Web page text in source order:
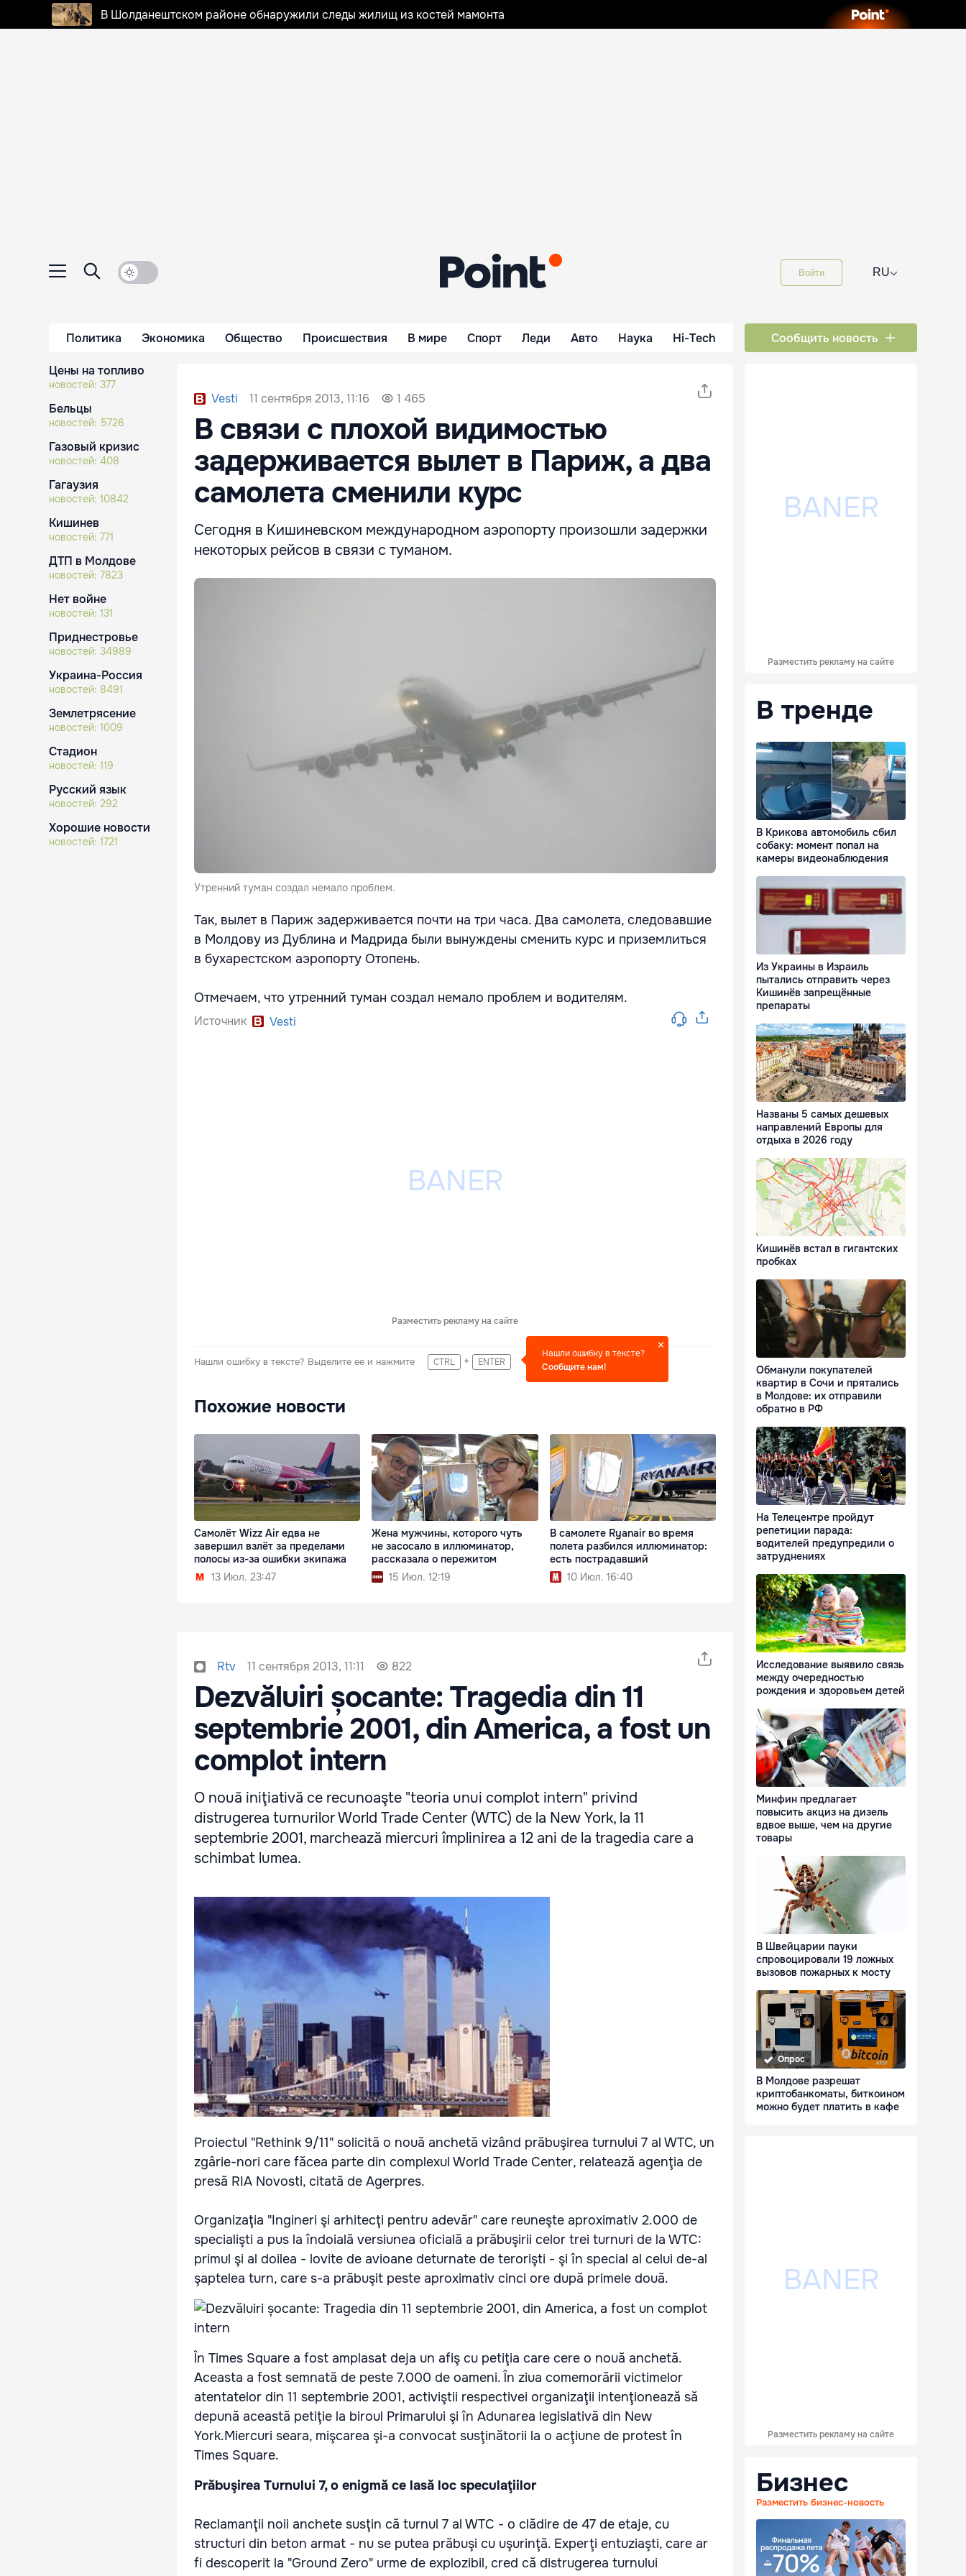
В Шолданештском районе обнаружили следы жилищ из костей мамонта
Войти RU⌵
Политика Экономика Общество Происшествия В мире Спорт Леди Авто Наука Hi-Tech Сообщить новость
Цены на топливо
новостей: 377
Бельцы
новостей: 5726
Газовый кризис
новостей: 408
Гагаузия
новостей: 10842
Кишинев
новостей: 771
ДТП в Молдове
новостей: 7823
Нет войне
новостей: 131
Приднестровье
новостей: 34989
Украина-Россия
новостей: 8491
Землетрясение
новостей: 1009
Стадион
новостей: 119
Русский язык
новостей: 292
Хорошие новости
новостей: 1721
Vesti 11 сентября 2013, 11:16 1 465
В связи с плохой видимостью
задерживается вылет в Париж, а два
самолета сменили курс
Сегодня в Кишиневском международном аэропорту произошли задержки
некоторых рейсов в связи с туманом.
Утренний туман создал немало проблем.
Так, вылет в Париж задерживается почти на три часа. Два самолета, следовавшие
в Молдову из Дублина и Мадрида были вынуждены сменить курс и приземлиться
в бухарестском аэропорту Отопень.
Отмечаем, что утренний туман создал немало проблем и водителям.
Источник Vesti
Разместить рекламу на сайте
Нашли ошибку в тексте? Выделите ее и нажмите CTRL + ENTER
Нашли ошибку в тексте?
Сообщите нам!
Похожие новости
Самолёт Wizz Air едва не
завершил взлёт за пределами
полосы из-за ошибки экипажа
13 Июл. 23:47
Жена мужчины, которого чуть
не засосало в иллюминатор,
рассказала о пережитом
15 Июл. 12:19
В самолете Ryanair во время
полета разбился иллюминатор:
есть пострадавший
10 Июл. 16:40
Rtv 11 сентября 2013, 11:11 822
Dezvăluiri șocante: Tragedia din 11
septembrie 2001, din America, a fost un
complot intern
O nouă iniţiativă ce recunoaşte "teoria unui complot intern" privind
distrugerea turnurilor World Trade Center (WTC) de la New York, la 11
septembrie 2001, marchează miercuri împlinirea a 12 ani de la tragedia care a
schimbat lumea.
Proiectul "Rethink 9/11" solicită o nouă anchetă vizând prăbuşirea turnului 7 al WTC, un
zgârie-nori care făcea parte din complexul World Trade Center, relatează agenţia de
presă RIA Novosti, citată de Agerpres.
Organizaţia "Ingineri şi arhitecţi pentru adevăr" care reuneşte aproximativ 2.000 de
specialişti a pus la îndoială versiunea oficială a prăbuşirii celor trei turnuri de la WTC:
primul şi al doilea - lovite de avioane deturnate de terorişti - şi în special al celui de-al
şaptelea turn, care s-a prăbuşit peste aproximativ cinci ore după primele două.
În Times Square a fost amplasat deja un afiş cu petiţia care cere o nouă anchetă.
Aceasta a fost semnată de peste 7.000 de oameni. În ziua comemorării victimelor
atentatelor din 11 septembrie 2001, activiştii respectivei organizaţii intenţionează să
depună această petiţie la biroul Primarului şi în Adunarea legislativă din New
York.Miercuri seara, mişcarea şi-a convocat susţinătorii la o acţiune de protest în
Times Square.
Prăbuşirea Turnului 7, o enigmă ce lasă loc speculaţiilor
Reclamanţii noii anchete susţin că turnul 7 al WTC - o clădire de 47 de etaje, cu
structuri din beton armat - nu se putea prăbuşi cu uşurinţă. Experţi entuziaşti, care ar
fi descoperit la "Ground Zero" urme de explozibil, cred că distrugerea turnului
Разместить рекламу на сайте
В тренде
В Крикова автомобиль сбил
собаку: момент попал на
камеры видеонаблюдения
Из Украины в Израиль
пытались отправить через
Кишинёв запрещённые
препараты
Названы 5 самых дешевых
направлений Европы для
отдыха в 2026 году
Кишинёв встал в гигантских
пробках
Обманули покупателей
квартир в Сочи и прятались
в Молдове: их отправили
обратно в РФ
На Телецентре пройдут
репетиции парада:
водителей предупредили о
затруднениях
Исследование выявило связь
между очередностью
рождения и здоровьем детей
Минфин предлагает
повысить акциз на дизель
вдвое выше, чем на другие
товары
В Швейцарии пауки
спровоцировали 19 ложных
вызовов пожарных к мосту
Опрос
В Молдове разрешат
криптобанкоматы, биткоином
можно будет платить в кафе
Разместить рекламу на сайте
Бизнес
Разместить бизнес-новость